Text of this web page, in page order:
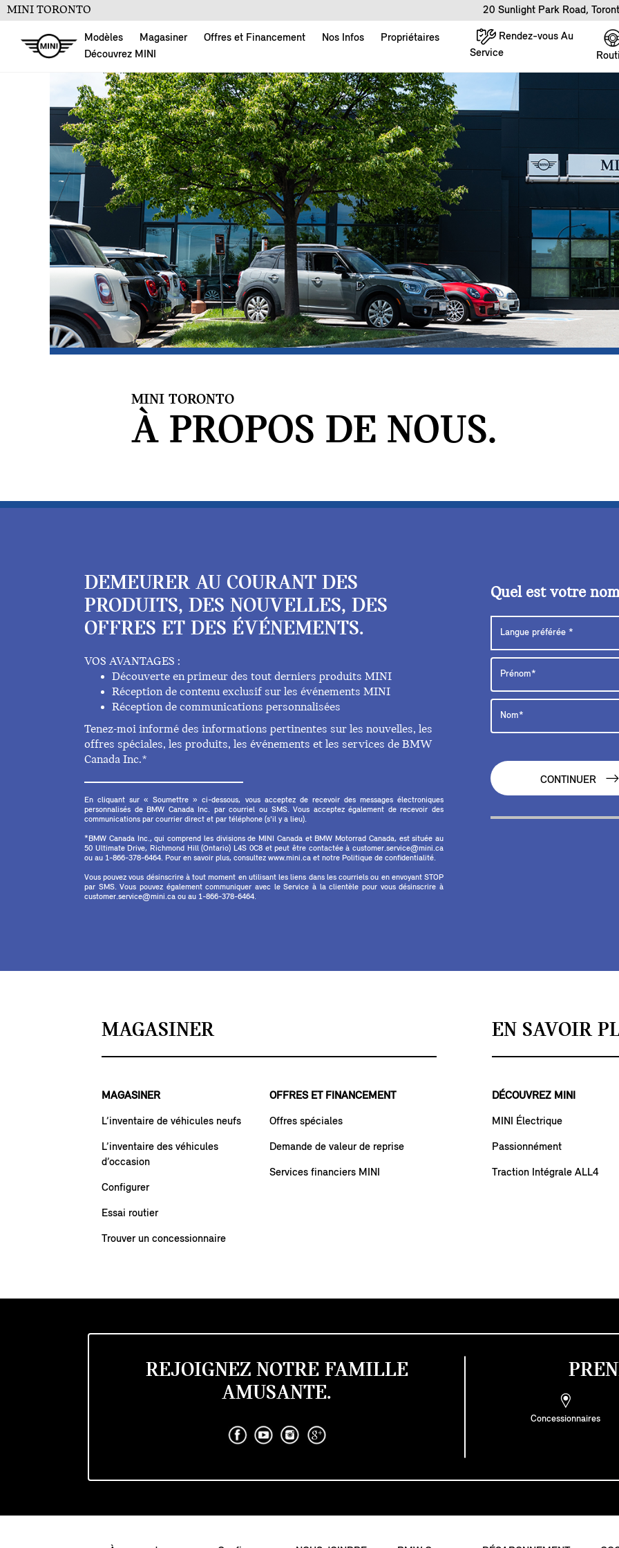
MINI TORONTO 20 Sunlight Park Road,
Modèles Magasiner Offres et Financement Nos Infos
Propriétaires
Découvrez MINI
Rendez-vous Au
Service
MINI TORONTO
À PROPOS DE NOUS.
DEMEURER AU COURANT DES
PRODUITS, DES NOUVELLES, DES
OFFRES ET DES ÉVÉNEMENTS.
VOS AVANTAGES :
Découverte en primeur des tout derniers produits MINI
Réception de contenu exclusif sur les événements MINI
Réception de communications personnalisées
Tenez-moi informé des informations pertinentes sur les nouvelles, les
offres spéciales, les produits, les événements et les services de BMW
Canada Inc.*
En cliquant sur « Soumettre » ci-dessous, vous acceptez de recevoir des messages électroniques
personnalisés de BMW Canada Inc. par courriel ou SMS. Vous acceptez également de recevoir des
communications par courrier direct et par téléphone (s'il y a lieu).
*BMW Canada Inc., qui comprend les divisions de MINI Canada et BMW Motorrad Canada, est située au
50 Ultimate Drive, Richmond Hill (Ontario) L4S 0C8 et peut être contactée à customer.service@mini.ca
ou au 1-866-378-6464. Pour en savoir plus, consultez www.mini.ca et notre Politique de confidentialité.
Vous pouvez vous désinscrire à tout moment en utilisant les liens dans les courriels ou en envoyant STOP
par SMS. Vous pouvez également communiquer avec le Service à la clientèle pour vous désinscrire à
customer.service@mini.ca ou au 1-866-378-6464.
Quel est votre
CONTINUER
MAGASINER
MAGASINER
L’inventaire de véhicules neufs
L’inventaire des véhicules
d’occasion
Configurer
Essai routier
Trouver un concessionnaire
OFFRES ET FINANCEMENT
Offres spéciales
Demande de valeur de reprise
Services financiers MINI
EN SAVOIR
DÉCOUVREZ MINI
MINI Électrique
Passionnément
Traction Intégrale ALL4
REJOIGNEZ NOTRE FAMILLE
AMUSANTE.
Concessionnaires